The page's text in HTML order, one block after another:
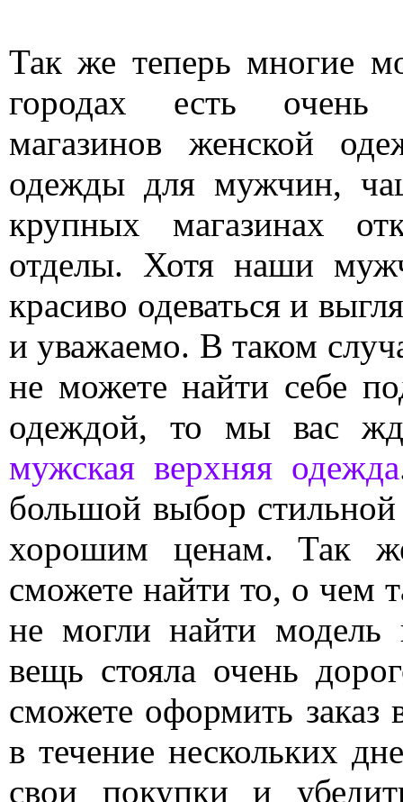
Так же теперь многие
городах есть очень
магазинов женской
одежды для мужчин,
крупных магазинах
отделы. Хотя наши
красиво одеваться и
и уважаемо. В таком
не можете найти себе
одеждой, то мы вас
мужская верхняя одежда
большой выбор
хорошим ценам. Так
сможете найти то, о чем
не могли найти
вещь стояла очень
сможете оформить
в течение нескольких
свои покупки и